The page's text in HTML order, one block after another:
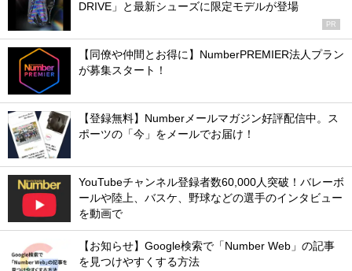
DRIVE」と最新シューズに限定モデルが登場
PR
【同僚や仲間とお得に】NumberPREMIER法人プラン
が募集スタート！
【登録無料】Numberメールマガジン好評配信中。ス
ポーツの「今」をメールでお届け！
YouTubeチャンネル登録者数60,000人突破！バレーボ
ールや陸上、バスケ、野球などの選手のインタビュー
を動画で
【お知らせ】Google検索で「Number Web」の記事
を見つけやすくする方法